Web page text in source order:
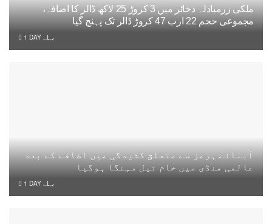
ملکی زرمبادلہ ذخائر میں 3 کروڑ 25 لاکھ ڈالر کا اضافہ،
مجموعی حجم 22 ارب 47 کروڑ ڈالر تک پہنچ گیا
1 DAY پہلے
آبنائے ہرمز سے متعلق کشیدگی میں اضافے کے بعد
عالمی منڈی میں خام تیل مہنگا ہوگیا
1 DAY پہلے